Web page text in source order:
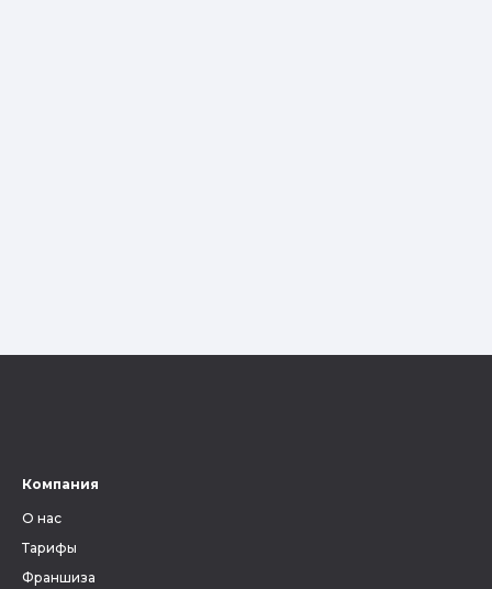
Компания
О нас
Тарифы
Франшиза